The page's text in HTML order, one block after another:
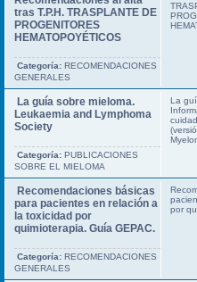
tras T.P.H. TRASPLANTE DE
PROGENITORES
HEMATOPOYÉTICOS
Categoría: RECOMENDACIONES
GENERALES
La guía sobre mieloma.
Leukaemia and Lymphoma
Society
Categoría: PUBLICACIONES
SOBRE EL MIELOMA
La
Recomendaciones básicas
para pacientes en relación a
la toxicidad por
quimioterapia. Guía GEPAC.
Categoría: RECOMENDACIONES
GENERALES
por